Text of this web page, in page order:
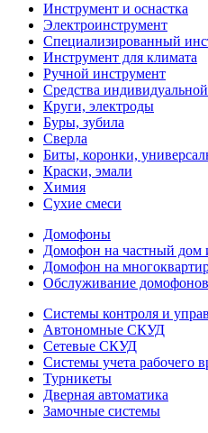
Инструмент и оснастка
Электроинструмент
Специализированный
Инструмент для климата
Ручной инструмент
Средства
Круги, электроды
Буры, зубила
Сверла
Биты, коронки,
Краски, эмали
Химия
Сухие смеси
Домофоны
Домофон на частный дом
Домофон на
Обслуживание домофонов
Системы контроля и
Автономные СКУД
Сетевые СКУД
Системы учета рабочего
Турникеты
Дверная автоматика
Замочные системы